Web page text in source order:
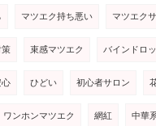
マツエク持ち悪い マツエク
策 束感マツエク バインドロ
ひどい 初心者サロン
ワンホンマツエク 網紅 中華